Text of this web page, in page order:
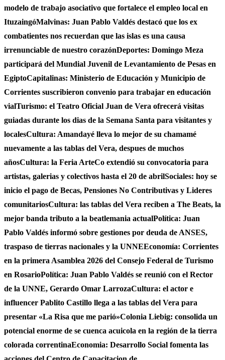
modelo de trabajo asociativo que fortalece el empleo local en
ItuzaingóMalvinas: Juan Pablo Valdés destacó que los ex
combatientes nos recuerdan que las islas es una causa
irrenunciable de nuestro corazónDeportes: Domingo Meza
participará del Mundial Juvenil de Levantamiento de Pesas en
EgiptoCapitalinas: Ministerio de Educación y Municipio de
Corrientes suscribieron convenio para trabajar en educación
vialTurismo: el Teatro Oficial Juan de Vera ofrecerá visitas
guiadas durante los dias de la Semana Santa para visitantes y
localesCultura: Amandayé lleva lo mejor de su chamamé
nuevamente a las tablas del Vera, despues de muchos
añosCultura: la Feria ArteCo extendió su convocatoria para
artistas, galerias y colectivos hasta el 20 de abrilSociales: hoy se
inicio el pago de Becas, Pensiones No Contributivas y Lideres
comunitariosCultura: las tablas del Vera reciben a The Beats, la
mejor banda tributo a la beatlemania actualPolítica: Juan
Pablo Valdés informó sobre gestiones por deuda de ANSES,
traspaso de tierras nacionales y la UNNEEconomía: Corrientes
en la primera Asamblea 2026 del Consejo Federal de Turismo
en RosarioPolítica: Juan Pablo Valdés se reunió con el Rector
de la UNNE, Gerardo Omar LarrozaCultura: el actor e
influencer Pablito Castillo llega a las tablas del Vera para
presentar «La Risa que me parió»Colonia Liebig: consolida un
potencial enorme de se cuenca acuicola en la región de la tierra
colorada correntinaEconomia: Desarrollo Social fomenta las